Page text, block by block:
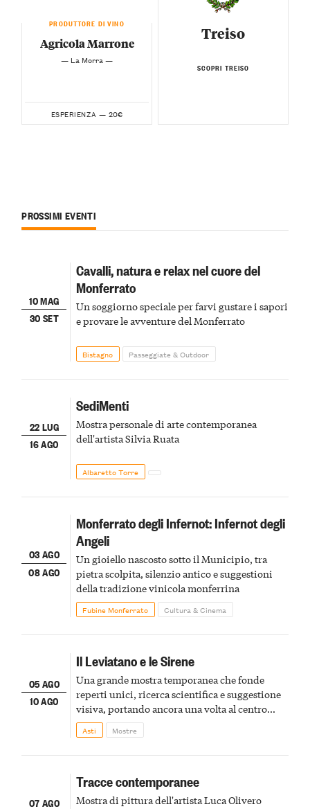
PRODUTTORE DI VINO
Agricola Marrone
— La Morra —
ESPERIENZA — 20€
Treiso
SCOPRI TREISO
PROSSIMI EVENTI
10 MAG
30 SET
Cavalli, natura e relax nel cuore del
Monferrato
Un soggiorno speciale per farvi gustare i sapori
e provare le avventure del Monferrato
Bistagno Passeggiate & Outdoor
22 LUG
16 AGO
SediMenti
Mostra personale di arte contemporanea
dell'artista Silvia Ruata
Albaretto Torre
03 AGO
08 AGO
Monferrato degli Infernot: Infernot degli
Angeli
Un gioiello nascosto sotto il Municipio, tra
pietra scolpita, silenzio antico e suggestioni
della tradizione vinicola monferrina
Fubine Monferrato Cultura & Cinema
05 AGO
10 AGO
Il Leviatano e le Sirene
Una grande mostra temporanea che fonde
reperti unici, ricerca scientifica e suggestione
visiva, portando ancora una volta al centro
della scena le meraviglie del passato astigiano
Asti Mostre
07 AGO
Tracce contemporanee
Mostra di pittura dell'artista Luca Olivero